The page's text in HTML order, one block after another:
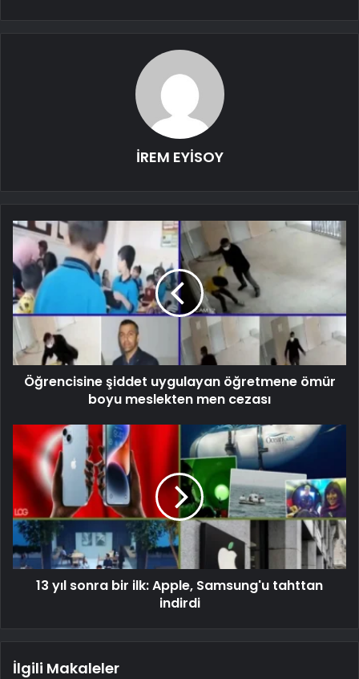
İREM EYİSOY
Öğrencisine şiddet uygulayan öğretmene ömür
boyu meslekten men cezası
13 yıl sonra bir ilk: Apple, Samsung'u tahttan
indirdi
İlgili Makaleler